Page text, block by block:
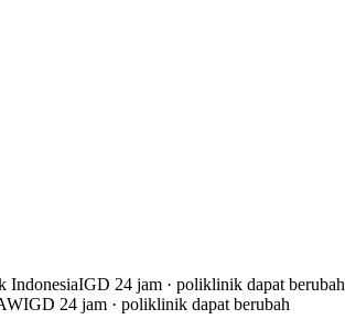
IndonesiaIGD 24 jam · poliklinik dapat berubah
IGD 24 jam · poliklinik dapat berubah